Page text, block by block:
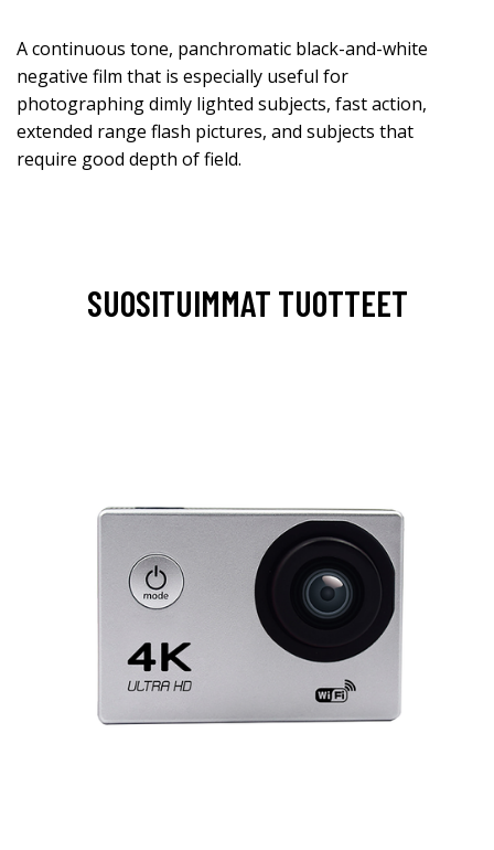
A continuous tone, panchromatic black-and-white
negative film that is especially useful for
photographing dimly lighted subjects, fast action,
extended range flash pictures, and subjects that
require good depth of field.
SUOSITUIMMAT TUOTTEET